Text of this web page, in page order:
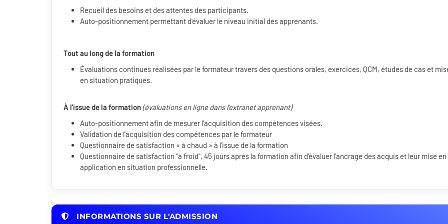
Recueil des besoins et des attentes des participants.
Auto-positionnement permettant d'évaluer le niveau initial des apprenants.
Tout au long de la formation
Évaluations continues réalisées par le formateur travers des questions orales, exercices, QCM, études de cas et
en situation pratiques.
À l'issue de la formation(évaluations en ligne dans l'extranet apprenant)
Auto-positionnement afin de mesurer l'acquisition des compétences visées.
Validation de l'acquisition des compétences par le formateur
Questionnaire de satisfaction « à chaud » à l'issue de la formation
Questionnaire de satisfaction "à froid", 45 jours après la formation afin d'évaluer l'ancrage des acquis et leur mise en
application en situation professionnelle.
INFORMATIONS SUR L'ADMISSION